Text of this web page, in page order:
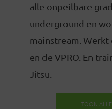
alle onpeilbare
underground en
mainstream.
en de VPRO. En
Jitsu.
TOON ALLE